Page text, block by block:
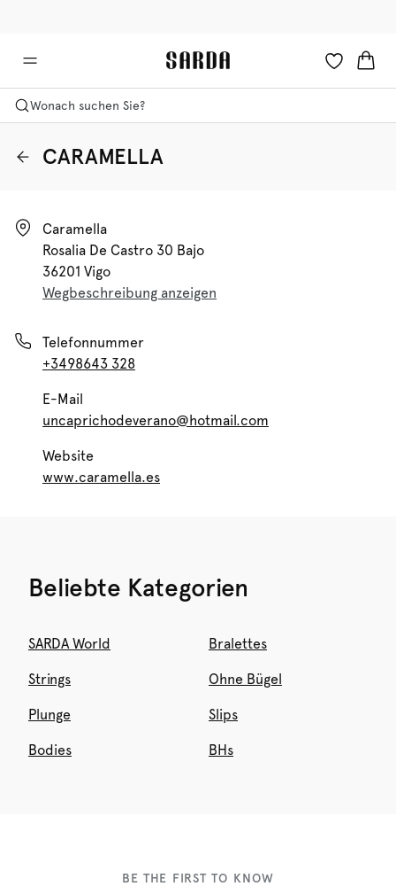
Wonach suchen Sie?
CARAMELLA
Caramella
Rosalia De Castro 30 Bajo
36201 Vigo
Wegbeschreibung anzeigen
Telefonnummer
+3498643 328
E-Mail
uncaprichodeverano@hotmail.com
Website
www.caramella.es
Beliebte Kategorien
SARDA World Bralettes
Strings Ohne Bügel
Plunge Slips
Bodies BHs
BE THE FIRST TO KNOW